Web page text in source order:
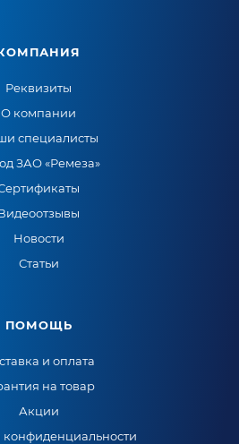
Реквизиты
О компании
специалисты
ЗАО «Ремеза»
Новости
Статьи
ПОМОЩЬ
и оплата
на товар
Акции
конфиденциальности